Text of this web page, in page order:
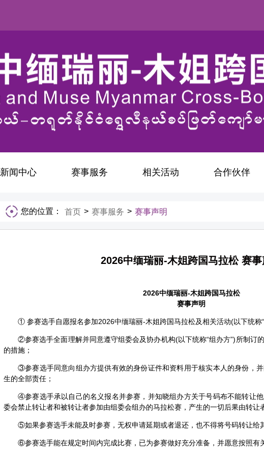
新闻中心 赛事服务 相关活动 合作伙伴
您的位置： 首页 > 赛事服务 > 赛事声明
2026中缅瑞丽-木姐跨国马拉松 赛事
2026中缅瑞丽-木姐跨国马拉松
赛事声明
① 参赛选手自愿报名参加2026中缅瑞丽-木姐跨国马拉松及相关活动(以下统称
②参赛选手全面理解并同意遵守组委会及协办机构(以下统称“组办方”)所制订
的措施；
③参赛选手同意向组办方提供有效的身份证件和资料用于核实本人的身份，
生的全部责任；
④参赛选手承以自己的名义报名并参赛，并知晓组办方关于号码布不能转让
委会禁止转让者和被转让者参加由组委会组办的马拉松赛，产生的一切后果由转让
⑤如果参赛选手未能及时参赛，无权申请延期或者退还，也不得将号码转让给
⑥参赛选手能在规定时间内完成比赛，已为参赛做好充分准备，并愿意按照有